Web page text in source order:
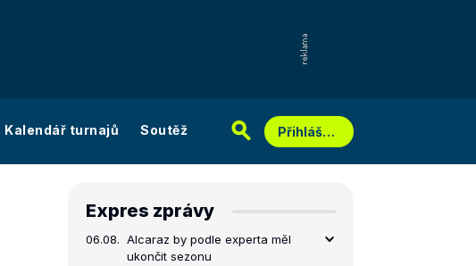
Kalendář turnajů Soutěž Přihlášení
Expres zprávy
06.08. Alcaraz by podle experta měl
ukončit sezonu